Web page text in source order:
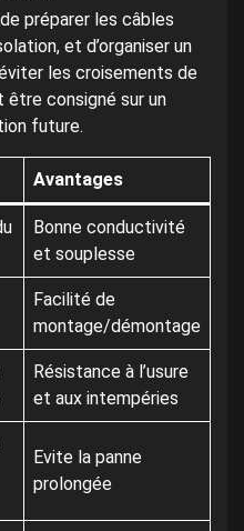
préparer les câbles
et d’organiser un
les croisements de
être consigné sur un
future.
Avantages
Bonne conductivité
et souplesse
Facilité de
montage/démontage
Résistance à l’usure
et aux intempéries
Evite la panne
prolongée